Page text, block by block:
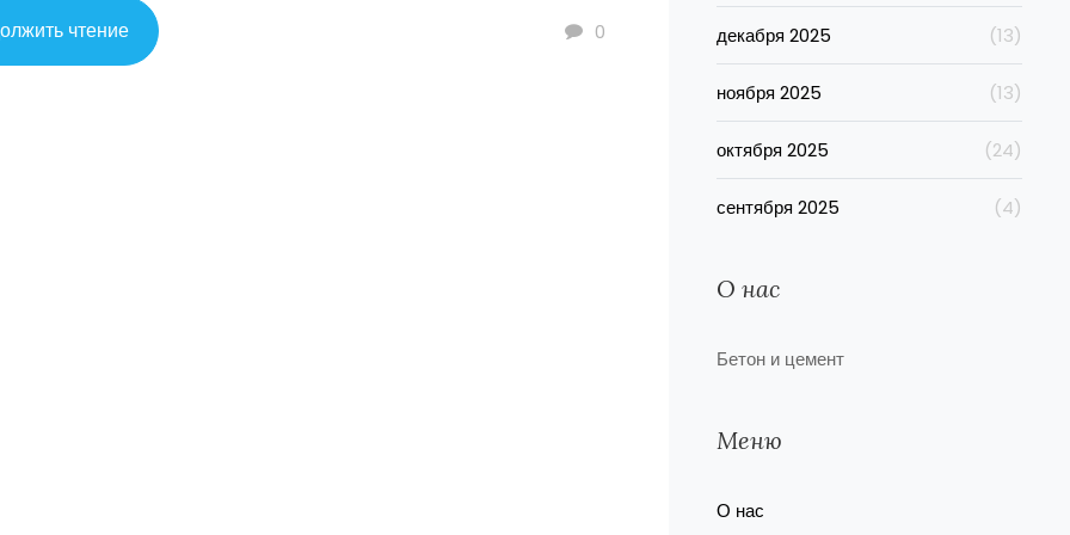
0
чтение декабря 2025 (13)
ноября 2025 (13)
октября 2025 (24)
сентября 2025 (4)
О нас
Бетон и цемент
Меню
О нас